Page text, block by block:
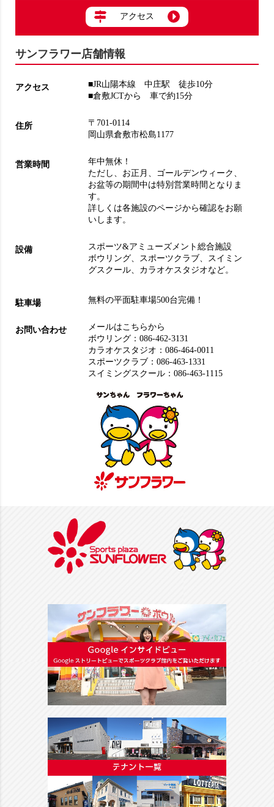
アクセス
サンフラワー店舗情報
アクセス
■JR山陽本線 中庄駅 徒歩10分
■倉敷JCTから 車で約15分
住所
〒701-0114
岡山県倉敷市松島1177
営業時間
年中無休！
ただし、お正月、ゴールデンウィーク、
お盆等の期間中は特別営業時間となりま
す。
詳しくは各施設のページから確認をお願
いします。
設備
スポーツ&アミューズメント総合施設
ボウリング
スポーツクラブ
スイミン
グスクール
カラオケスタジオなど。
駐車場 無料の平面駐車場500台完備！
お問い合わせ
メールはこちらから
ボウリング：086-462-3131
カラオケスタジオ：086-464-0011
スポーツクラブ：086-463-1331
スイミングスクール：086-463-1115